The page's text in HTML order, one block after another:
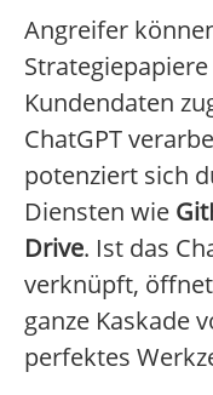
Angreifer
Kundendaten
ChatGPT
potenziert sich
Diensten wie
Drive. Ist das
verknüpft,
ganze Kaskade
perfektes